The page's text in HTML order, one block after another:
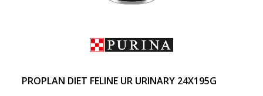
PROPLAN DIET FELINE UR URINARY 24X195G